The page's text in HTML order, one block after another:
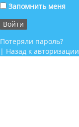
Запомнить меня
Потеряли пароль?
| Назад к авторизации